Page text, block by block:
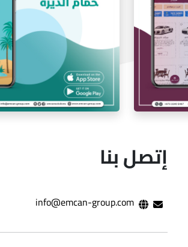
تطبيق بالجملة
تطبيق حمام الديرة
إتصل بنا
info@emcan-group.com